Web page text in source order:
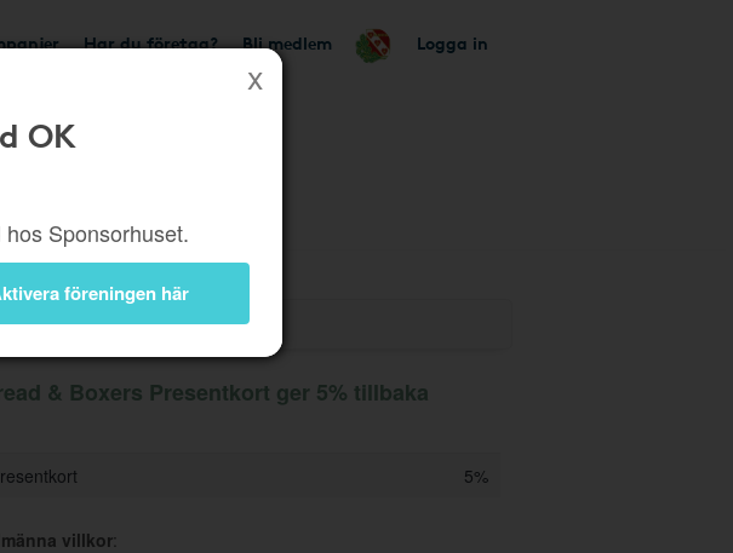
Har du företag? Bli medlem Logga in
OK
Sponsorhuset.
föreningen här
& Boxers Presentkort ger 5% tillbaka
5%
villkor: